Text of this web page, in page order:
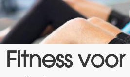
Fitness voor